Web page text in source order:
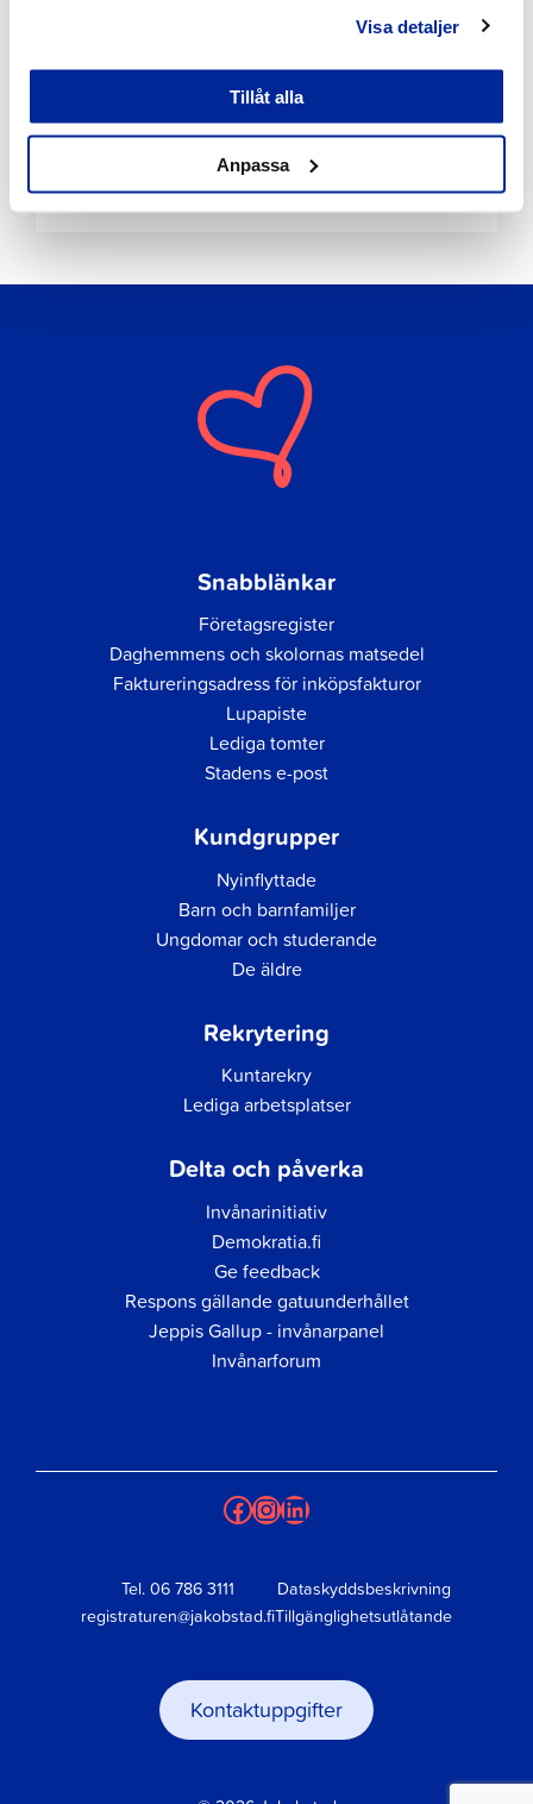
Visa detaljer
Tillåt alla
Anpassa
Förbättringar på Gamla hamnens och Fäbodas
stränder med hjälp av invånarbudgeten
Snabblänkar
Företagsregister
Daghemmens och skolornas matsedel
Faktureringsadress för inköpsfakturor
Lupapiste
Lediga tomter
Stadens e-post
Kundgrupper
Nyinflyttade
Barn och barnfamiljer
Ungdomar och studerande
De äldre
Rekrytering
Kuntarekry
Lediga arbetsplatser
Delta och påverka
Invånarinitiativ
Demokratia.fi
Ge feedback
Respons gällande gatuunderhållet
Jeppis Gallup - invånarpanel
Invånarforum
Facebook
Instagram
LinkedIn
Tel. 06 786 3111
registraturen@jakobstad.fi
Dataskyddsbeskrivning
Tillgänglighetsutlåtande
Kontaktuppgifter